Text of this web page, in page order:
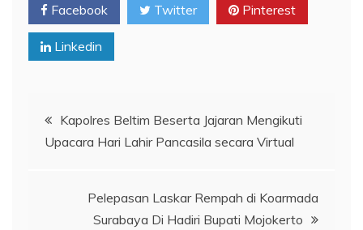
Facebook Twitter Pinterest
Linkedin
Navigasi
pos
Kapolres Beltim Beserta Jajaran Mengikuti
Upacara Hari Lahir Pancasila secara Virtual
Pelepasan Laskar Rempah di Koarmada
Surabaya Di Hadiri Bupati Mojokerto